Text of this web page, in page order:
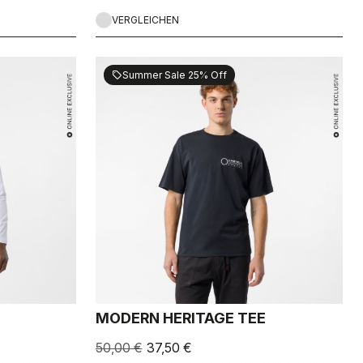
VERGLEICHEN
sellSummer Sale 25% Off
MODERN HERITAGE TEE
50,00 € 37,50 €